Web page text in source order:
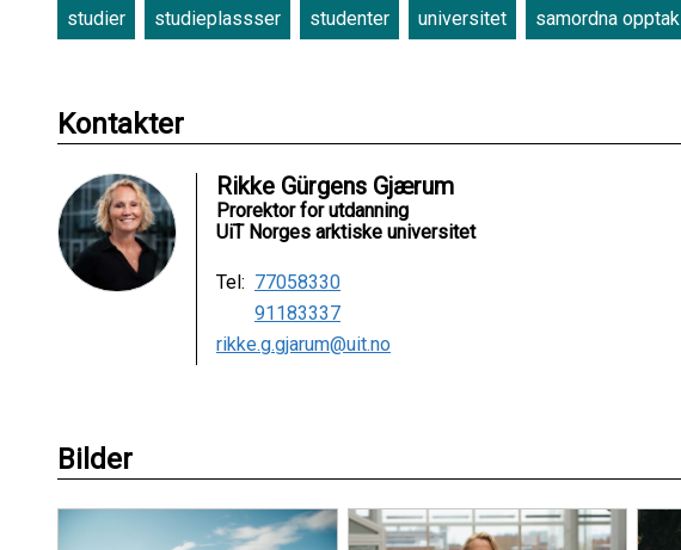
studier studieplassser studenter universitet samordna opptak
Kontakter
Rikke Gürgens Gjærum
Prorektor for utdanning
UiT Norges arktiske universitet
Tel: 77058330
91183337
rikke.g.gjarum@uit.no
Bilder